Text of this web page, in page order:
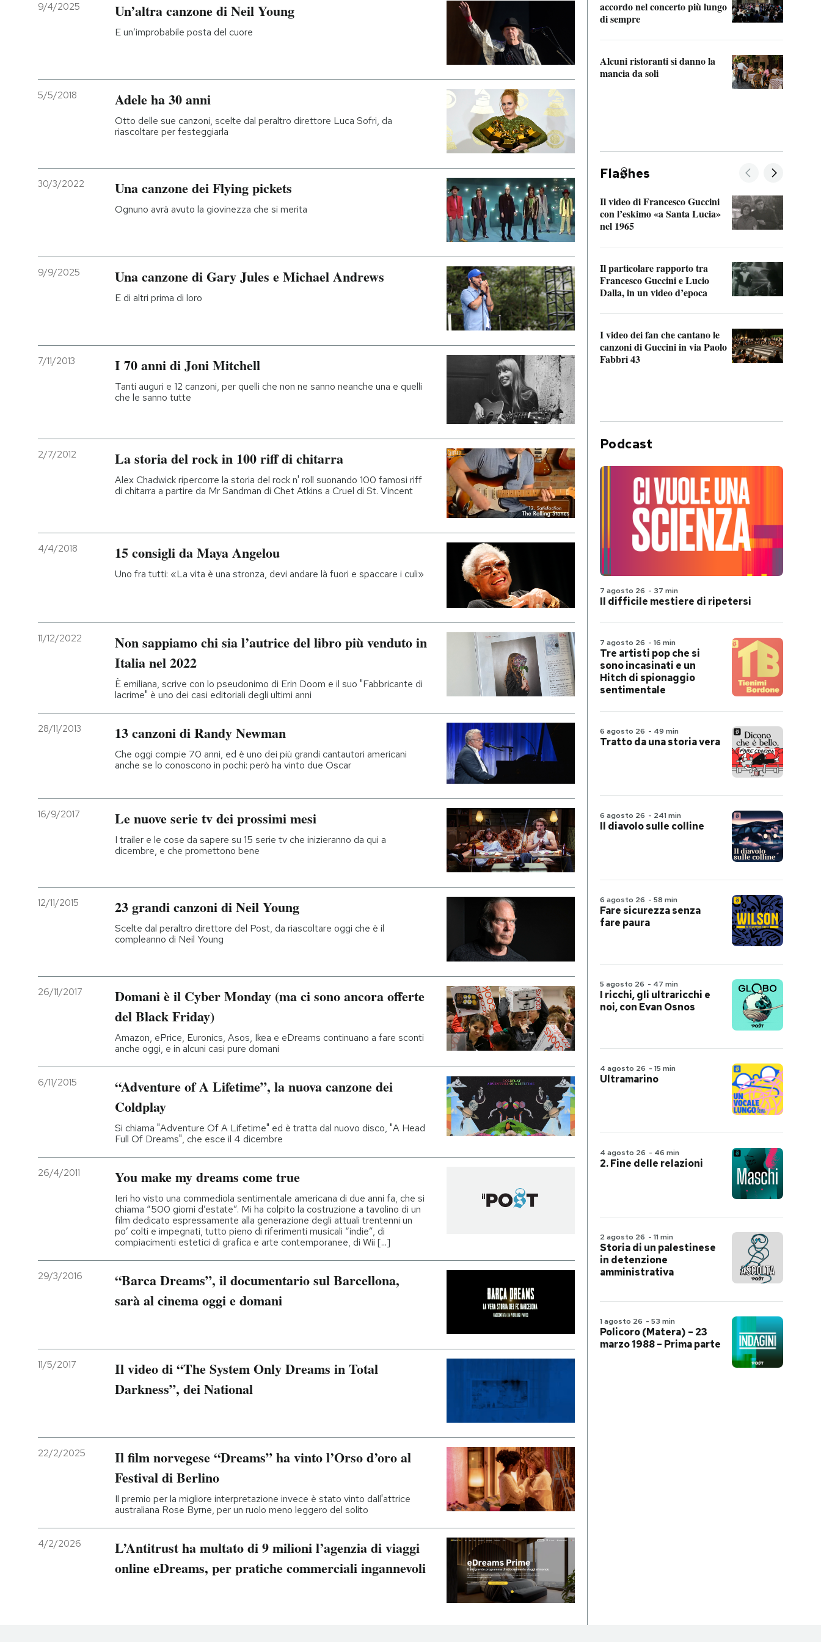
I MIEI PREFERITI
CALENDARIO
9/4/2025 Un’altra canzone di Neil Young
E un’improbabile posta del cuore
5/5/2018 Adele ha 30 anni
Otto delle sue canzoni, scelte dal peraltro direttore Luca Sofri, da
riascoltare per festeggiarla
30/3/2022 Una canzone dei Flying pickets
Ognuno avrà avuto la giovinezza che si merita
9/9/2025 Una canzone di Gary Jules e Michael Andrews
E di altri prima di loro
7/11/2013 I 70 anni di Joni Mitchell
Tanti auguri e 12 canzoni, per quelli che non ne sanno neanche una e quelli
che le sanno tutte
2/7/2012 La storia del rock in 100 riff di chitarra
Alex Chadwick ripercorre la storia del rock n' roll suonando 100 famosi riff
di chitarra a partire da Mr Sandman di Chet Atkins a Cruel di St. Vincent
4/4/2018 15 consigli da Maya Angelou
Uno fra tutti: «La vita è una stronza, devi andare là fuori e spaccare i culi»
11/12/2022
Non sappiamo chi sia l’autrice del libro più venduto in
Italia nel 2022
È emiliana, scrive con lo pseudonimo di Erin Doom e il suo "Fabbricante di
lacrime" è uno dei casi editoriali degli ultimi anni
28/11/2013 13 canzoni di Randy Newman
Che oggi compie 70 anni, ed è uno dei più grandi cantautori americani
anche se lo conoscono in pochi: però ha vinto due Oscar
16/9/2017 Le nuove serie tv dei prossimi mesi
I trailer e le cose da sapere su 15 serie tv che inizieranno da qui a
dicembre, e che promettono bene
12/11/2015 23 grandi canzoni di Neil Young
Scelte dal peraltro direttore del Post, da riascoltare oggi che è il
compleanno di Neil Young
26/11/2017
Domani è il Cyber Monday (ma ci sono ancora offerte
del Black Friday)
Amazon, ePrice, Euronics, Asos, Ikea e eDreams continuano a fare sconti
anche oggi, e in alcuni casi pure domani
6/11/2015
“Adventure of A Lifetime”, la nuova canzone dei
Coldplay
Si chiama "Adventure Of A Lifetime" ed è tratta dal nuovo disco, "A Head
Full Of Dreams", che esce il 4 dicembre
26/4/2011 You make my dreams come true
Ieri ho visto una commediola sentimentale americana di due anni fa, che si
chiama “500 giorni d’estate”. Mi ha colpito la costruzione a tavolino di un
film dedicato espressamente alla generazione degli attuali trentenni un
po’ colti e impegnati, tutto pieno di riferimenti musicali “indie”, di
compiacimenti estetici di grafica e arte contemporanee, di Wii [...]
29/3/2016
“Barca Dreams”, il documentario sul Barcellona,
sarà al cinema oggi e domani
11/5/2017
Il video di “The System Only Dreams in Total
Darkness”, dei National
22/2/2025
Il film norvegese “Dreams” ha vinto l’Orso d’oro al
Festival di Berlino
Il premio per la migliore interpretazione invece è stato vinto dall'attrice
australiana Rose Byrne, per un ruolo meno leggero del solito
4/2/2026
L’Antitrust ha multato di 9 milioni l’agenzia di viaggi
online eDreams, per pratiche commerciali ingannevoli
accordo nel concerto più lungo
di sempre
Alcuni ristoranti si danno la
mancia da soli
Fla hes
Il video di Francesco Guccini
con l’eskimo «a Santa Lucia»
nel 1965
Il particolare rapporto tra
Francesco Guccini e Lucio
Dalla, in un video d’epoca
I video dei fan che cantano le
canzoni di Guccini in via Paolo
Fabbri 43
Podcast
7 agosto 26 - 37 min
Il difficile mestiere di ripetersi
7 agosto 26 - 16 min
Tre artisti pop che si
sono incasinati e un
Hitch di spionaggio
sentimentale
6 agosto 26 - 49 min
Tratto da una storia vera
6 agosto 26 - 241 min
Il diavolo sulle colline
6 agosto 26 - 58 min
Fare sicurezza senza
fare paura
5 agosto 26 - 47 min
I ricchi, gli ultraricchi e
noi, con Evan Osnos
4 agosto 26 - 15 min
Ultramarino
4 agosto 26 - 46 min
2. Fine delle relazioni
2 agosto 26 - 11 min
Storia di un palestinese
in detenzione
amministrativa
1 agosto 26 - 53 min
Policoro (Matera) – 23
marzo 1988 – Prima parte